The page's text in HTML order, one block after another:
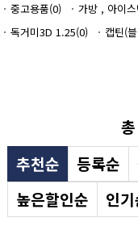
중고용품(0)
가방 , 아이
독거미3D 1.25(0)
캡틴(
총
추천순
등록순
높은할인순
인